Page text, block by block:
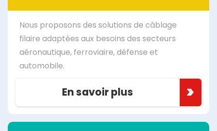
Nous proposons des solutions de câblage
filaire adaptées aux besoins des secteurs
aéronautique, ferroviaire, défense et
automobile.
En savoir plus